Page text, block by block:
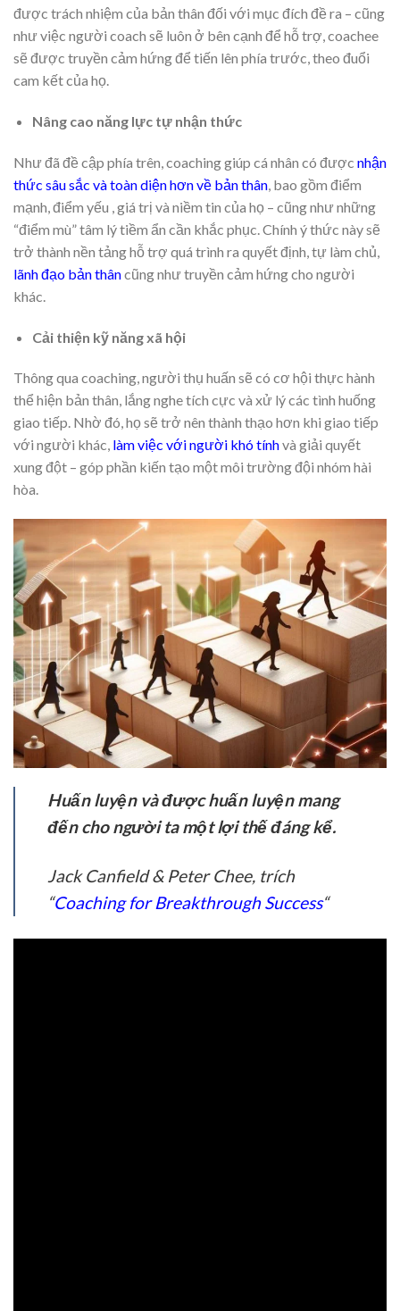
được trách nhiệm của bản thân đối với mục đích đề ra – cũng
như việc người coach sẽ luôn ở bên cạnh để hỗ trợ, coachee
sẽ được truyền cảm hứng để tiến lên phía trước, theo đuổi
cam kết của họ.
Nâng cao năng lực tự nhận thức
Như đã đề cập phía trên, coaching giúp cá nhân có được nhận
thức sâu sắc và toàn diện hơn về bản thân, bao gồm điểm
mạnh, điểm yếu , giá trị và niềm tin của họ – cũng như những
“điểm mù” tâm lý tiềm ẩn cần khắc phục. Chính ý thức này sẽ
trở thành nền tảng hỗ trợ quá trình ra quyết định, tự làm chủ,
lãnh đạo bản thâncũng như truyền cảm hứng cho người
khác.
Cải thiện kỹ năng xã hội
Thông qua coaching, người thụ huấn sẽ có cơ hội thực hành
thể hiện bản thân, lắng nghe tích cực và xử lý các tình huống
giao tiếp. Nhờ đó, họ sẽ trở nên thành thạo hơn khi giao tiếp
với người khác, làm việc với người khó tínhvà giải quyết
xung đột – góp phần kiến tạo một môi trường đội nhóm hài
hòa.
Huấn luyện và được huấn luyện mang
đến cho người ta một lợi thế đáng kể.
Jack Canfield & Peter Chee, trích
“Coaching for Breakthrough Success“